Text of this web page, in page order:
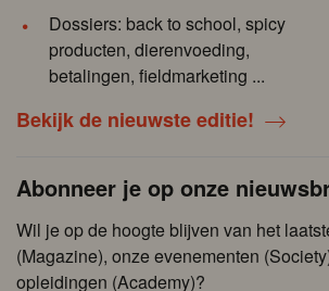
Dossiers: back to school, spicy
producten, dierenvoeding,
betalingen, fieldmarketing ...
Bekijk de nieuwste editie!
Abonneer je op onze
Wil je op de hoogte blijven van het
(Magazine), onze evenementen
opleidingen (Academy)?